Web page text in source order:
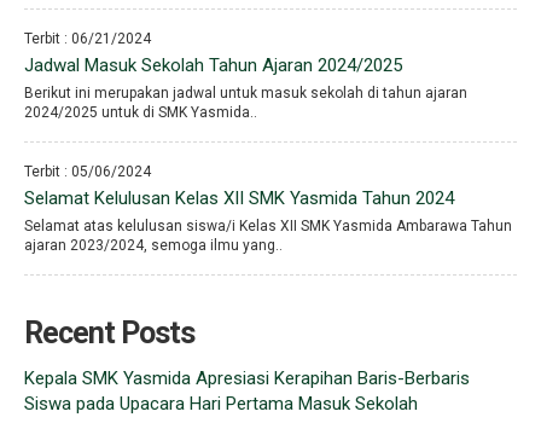
Terbit : 06/21/2024
Jadwal Masuk Sekolah Tahun Ajaran 2024/2025
Berikut ini merupakan jadwal untuk masuk sekolah di tahun ajaran
2024/2025 untuk di SMK Yasmida..
Terbit : 05/06/2024
Selamat Kelulusan Kelas XII SMK Yasmida Tahun 2024
Selamat atas kelulusan siswa/i Kelas XII SMK Yasmida Ambarawa Tahun
ajaran 2023/2024, semoga ilmu yang..
Recent Posts
Kepala SMK Yasmida Apresiasi Kerapihan Baris-Berbaris
Siswa pada Upacara Hari Pertama Masuk Sekolah